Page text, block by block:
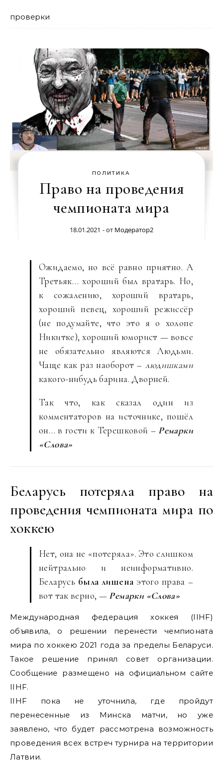
проверки
ПОЛИТИКА
Право на проведения
чемпионата мира
18.01.2021 - от Модератор2
Ожидаемо, но всё равно приятно. А
Третьяк… хороший был вратарь. Но,
к сожалению, хороший вратарь,
хороший певец, хороший режиссёр
(не подумайте, что это я о холопе
Никитке), хороший юморист — вовсе
не обязательно являются Людьми.
Чаще как раз наоборот – людишками
какого-нибудь барина. Дворней.
Так что, как сказал один из
комментаторов на источнике, пошёл
он… в гости к Терешковой – Ремарки
«Слова»
Беларусь потеряла право на
проведения чемпионата мира по
хоккею
Нет, она не «потеряла». Это слишком
нейтрально и неинформативно.
Беларусь была лишена этого права –
вот так верно, — Ремарки «Слова»
Международная федерация хоккея (IIHF)
объявила, о решении перенести чемпионата
мира по хоккею 2021 года за пределы Беларуси.
Такое решение принял совет организации.
Сообщение размещено на официальном сайте
IIHF.
IIHF пока не уточнила, где пройдут
перенесенные из Минска матчи, но уже
заявлено, что будет рассмотрена возможность
проведения всех встреч турнира на территории
Латвии.